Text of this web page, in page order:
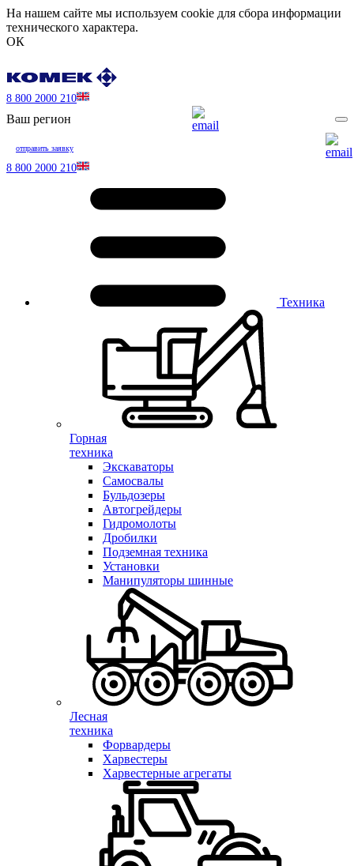
На нашем сайте мы используем cookie для сбора информации
технического характера.
ОК
8 800 2000 210
Ваш регион
отправить заявку
8 800 2000 210
Техника
Горная
техника
Экскаваторы
Самосвалы
Бульдозеры
Автогрейдеры
Гидромолоты
Дробилки
Подземная техника
Установки
Манипуляторы шинные
Лесная
техника
Форвардеры
Харвестеры
Харвестерные агрегаты